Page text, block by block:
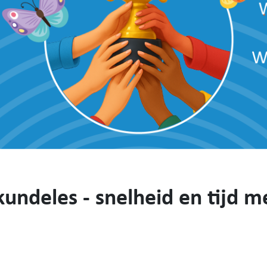
- snelheid en tijd